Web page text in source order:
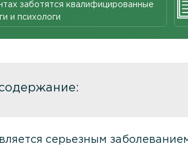
заботятся квалифицированные
и психологи
серьезным